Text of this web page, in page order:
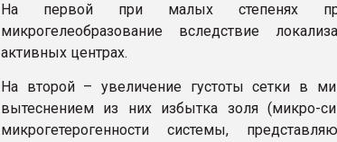
На первой при малых степенях
микрогелеобразование вследствие
активных центрах.
На второй – увеличение густоты сетки в
вытеснением из них избытка золя (микро-
микрогетерогенности системы,